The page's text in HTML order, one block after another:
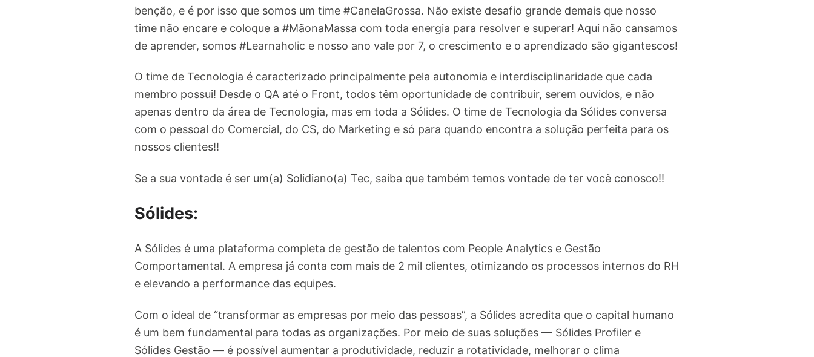
benção, e é por isso que somos um time #CanelaGrossa. Não existe desafio grande demais que nosso
time não encare e coloque a #MãonaMassa com toda energia para resolver e superar! Aqui não cansamos
de aprender, somos #Learnaholic e nosso ano vale por 7, o crescimento e o aprendizado são gigantescos!
O time de Tecnologia é caracterizado principalmente pela autonomia e interdisciplinaridade que cada
membro possui! Desde o QA até o Front, todos têm oportunidade de contribuir, serem ouvidos, e não
apenas dentro da área de Tecnologia, mas em toda a Sólides. O time de Tecnologia da Sólides conversa
com o pessoal do Comercial, do CS, do Marketing e só para quando encontra a solução perfeita para os
nossos clientes!!
Se a sua vontade é ser um(a) Solidiano(a) Tec, saiba que também temos vontade de ter você conosco!!
Sólides:
A Sólides é uma plataforma completa de gestão de talentos com People Analytics e Gestão
Comportamental. A empresa já conta com mais de 2 mil clientes, otimizando os processos internos do RH
e elevando a performance das equipes.
Com o ideal de “transformar as empresas por meio das pessoas”, a Sólides acredita que o capital humano
é um bem fundamental para todas as organizações. Por meio de suas soluções — Sólides Profiler e
Sólides Gestão — é possível aumentar a produtividade, reduzir a rotatividade, melhorar o clima